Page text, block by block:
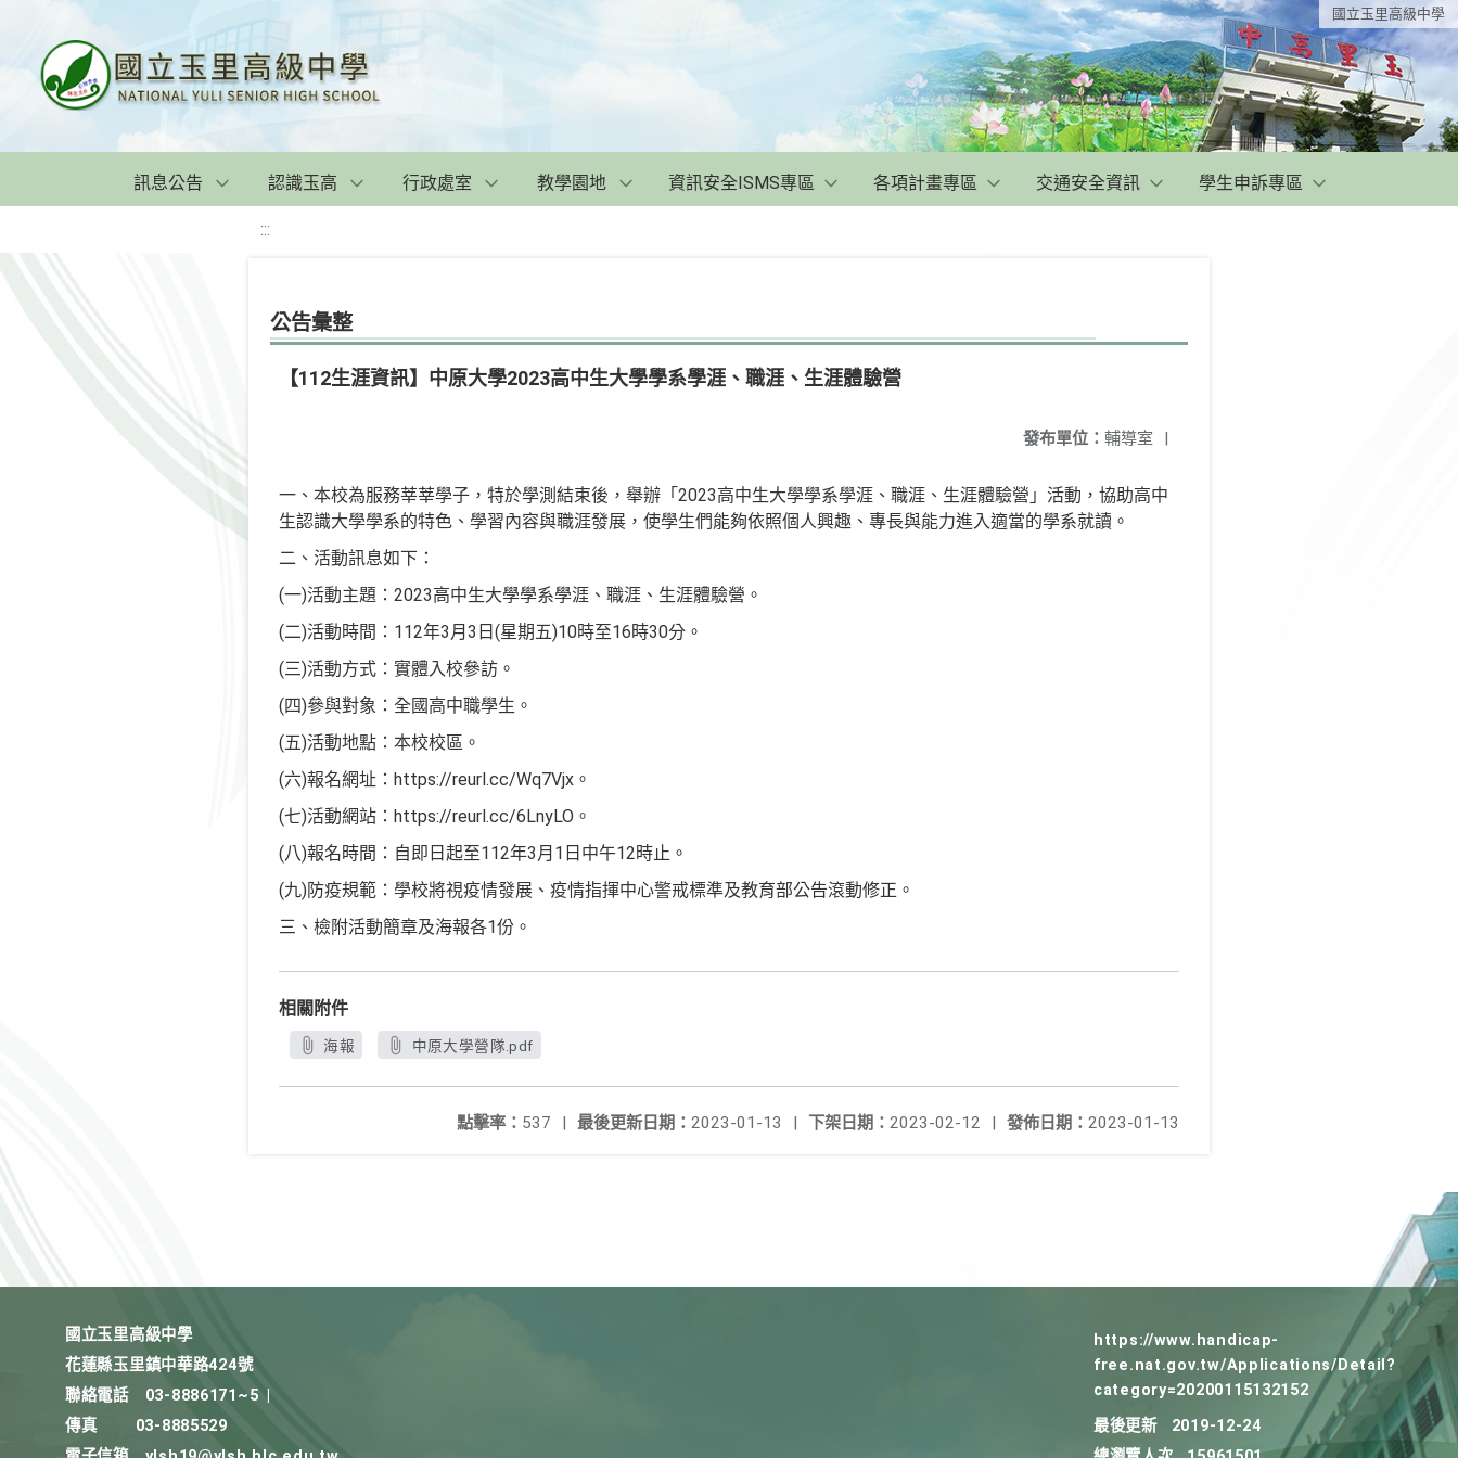
國立玉里高級中學
訊息公告 認識玉高 行政處室 教學園地 資訊安全ISMS專區 各項計畫專區 交通安全資訊 學生申訴專區
:::
公告彙整
【112生涯資訊】中原大學2023高中生大學學系學涯、職涯、生涯體驗營
發布單位： 輔導室 |
一、本校為服務莘莘學子，特於學測結束後，舉辦「2023高中生大學學系學涯、職涯、生涯體驗營」活動，協助高中
生認識大學學系的特色、學習內容與職涯發展，使學生們能夠依照個人興趣、專長與能力進入適當的學系就讀。
二、活動訊息如下：
(一)活動主題：2023高中生大學學系學涯、職涯、生涯體驗營。
(二)活動時間：112年3月3日(星期五)10時至16時30分。
(三)活動方式：實體入校參訪。
(四)參與對象：全國高中職學生。
(五)活動地點：本校校區。
(六)報名網址：https://reurl.cc/Wq7Vjx。
(七)活動網站：https://reurl.cc/6LnyLO。
(八)報名時間：自即日起至112年3月1日中午12時止。
(九)防疫規範：學校將視疫情發展、疫情指揮中心警戒標準及教育部公告滾動修正。
三、檢附活動簡章及海報各1份。
相關附件
海報 中原大學營隊.pdf
發佈日期： 2023-01-13
下架日期： 2023-02-12 |
最後更新日期： 2023-01-13 |
點擊率： 537 |
國立玉里高級中學
花蓮縣玉里鎮中華路424號
聯絡電話
03-8886171~5
傳真
03-8885529
https://www.handicap-
free.nat.gov.tw/Applications/Detail?
category=20200115132152
最後更新
2019-12-24